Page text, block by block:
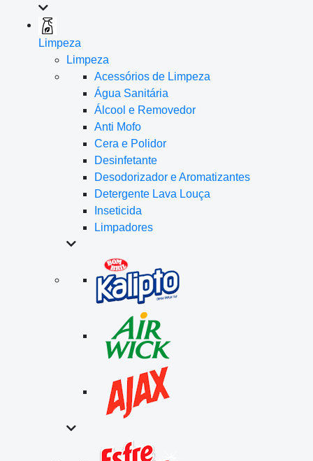
Limpeza
Limpeza
Acessórios de Limpeza
Água Sanitária
Álcool e Removedor
Anti Mofo
Cera e Polidor
Desinfetante
Desodorizador e Aromatizantes
Detergente Lava Louça
Inseticida
Limpadores